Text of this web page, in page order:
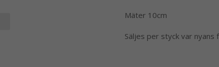
Mäter 10cm
Säljes per styck var nyans